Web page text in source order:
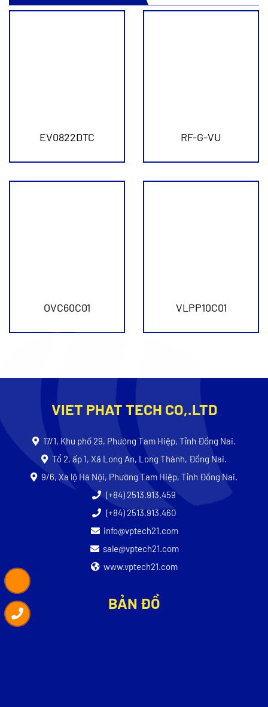
EV0822DTC RF-G-VU
OVC60C01 VLPP10C01
VIET PHAT TECH CO,.LTD
17/1, Khu phố 29, Phường Tam Hiệp, Tỉnh Đồng Nai.
Tổ 2, ấp 1, Xã Long An, Long Thành, Đồng Nai.
9/6, Xa lộ Hà Nội, Phường Tam Hiệp, Tỉnh Đồng Nai.
(+84) 2513.913.459
(+84) 2513.913.460
info@vptech21.com
sale@vptech21.com
www.vptech21.com
BẢN ĐỒ